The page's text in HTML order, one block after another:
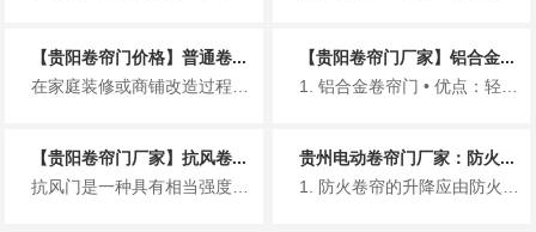
【贵阳卷帘门价格】普通卷...
在家庭装修或商铺改造过程中，卷帘门因其防盗、隔音、占用空间小等优点，成为车库、店铺、仓库等场所的常见选择。对于预算规划而...
【贵阳卷帘门厂家】铝合金...
1. 铝合金卷帘门 • 优点：轻、好看、不生锈、价格适中 • 适合：小区车库、家用、商铺门...
【贵阳卷帘门厂家】抗风卷...
抗风门是一种具有相当强度和一定刚度的卷帘门，利用镀锌钢板、彩涂钢板或不锈钢板轧制的型材作为帘片，其材料厚度一般根据门洞的...
贵州电动卷帘门厂家：防火...
1. 防火卷帘的升降应由防火卷帘控制器控制。 2. 疏散通道上设置的防火卷帘的联动控制设计，应符合下列规定： ...